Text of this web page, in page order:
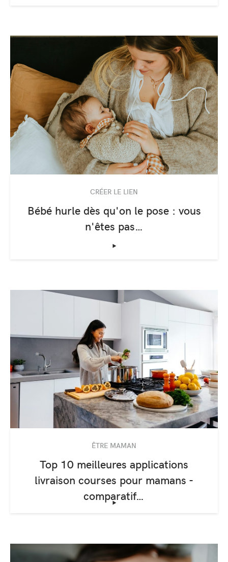
CRÉER LE LIEN
Bébé hurle dès qu'on le pose : vous
n'êtes pas…
‣
ÊTRE MAMAN
Top 10 meilleures applications
livraison courses pour mamans -
comparatif…
‣